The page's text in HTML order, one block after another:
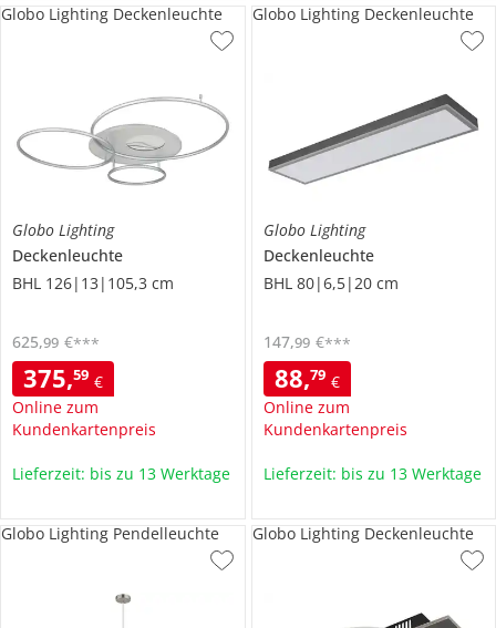
Globo Lighting
Deckenleuchte
BHL 126|13|105,3 cm
375,59 €
Online zum
Kundenkartenpreis
625,99 €***
Globo Lighting Deckenleuchte
Lieferzeit: bis zu 13 Werktage
Globo Lighting
Deckenleuchte
BHL 80|6,5|20 cm
88,79 €
Online zum
Kundenkartenpreis
147,99 €***
Globo Lighting Deckenleuchte
Lieferzeit: bis zu 13 Werktage
Globo Lighting Pendelleuchte Globo Lighting Deckenleuchte